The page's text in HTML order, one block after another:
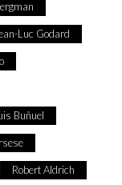
Luc Godard
Buñuel
Robert Aldrich